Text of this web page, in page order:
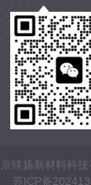
镁扬新材料科
苏ICP备